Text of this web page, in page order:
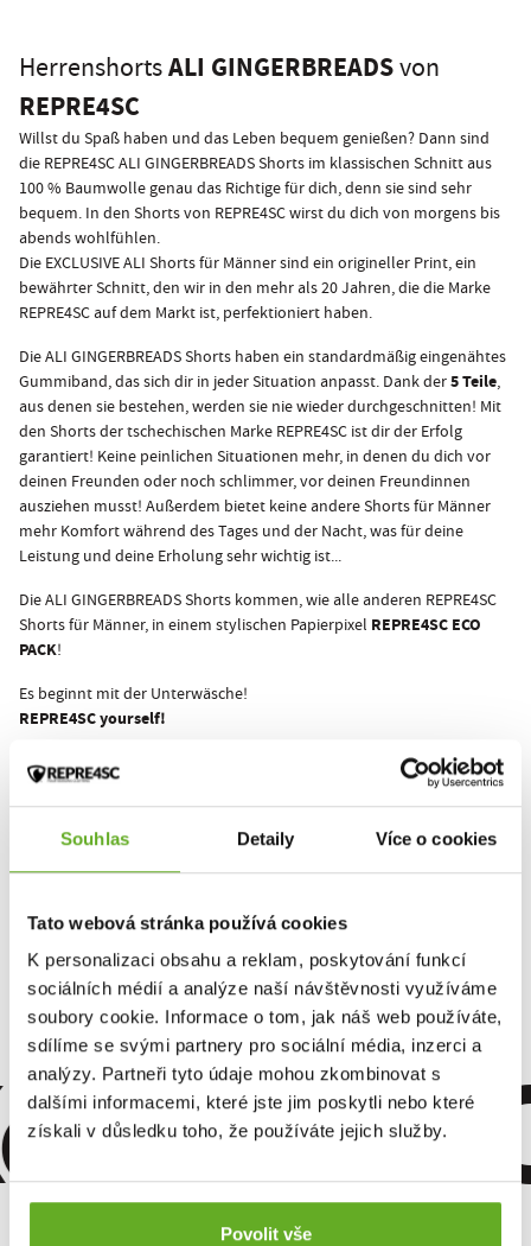
Souhlas Detaily Více o cookies
Tato webová stránka používá cookies
K personalizaci obsahu a reklam, poskytování funkcí
sociálních médií a analýze naší návštěvnosti využíváme
soubory cookie. Informace o tom, jak náš web používáte,
sdílíme se svými partnery pro sociální média, inzerci a
analýzy. Partneři tyto údaje mohou zkombinovat s
dalšími informacemi, které jste jim poskytli nebo které
získali v důsledku toho, že používáte jejich služby.
Povolit vše
HerrenshortsALI GINGERBREADSvon
REPRE4SC
Willst du Spaß haben und das Leben bequem genießen? Dann sind
die REPRE4SC ALI GINGERBREADS Shorts im klassischen Schnitt aus
100 % Baumwolle genau das Richtige für dich, denn sie sind sehr
bequem. In den Shorts von REPRE4SC wirst du dich von morgens bis
abends wohlfühlen.
Die EXCLUSIVE ALI Shorts für Männer sind ein origineller Print, ein
bewährter Schnitt, den wir in den mehr als 20 Jahren, die die Marke
REPRE4SC auf dem Markt ist, perfektioniert haben.
Die ALI GINGERBREADS Shorts haben ein standardmäßig eingenähtes
Gummiband, das sich dir in jeder Situation anpasst. Dank der5 Teile,
aus denen sie bestehen, werden sie nie wieder durchgeschnitten! Mit
den Shorts der tschechischen Marke REPRE4SC ist dir der Erfolg
garantiert! Keine peinlichen Situationen mehr, in denen du dich vor
deinen Freunden oder noch schlimmer, vor deinen Freundinnen
ausziehen musst! Außerdem bietet keine andere Shorts für Männer
mehr Komfort während des Tages und der Nacht, was für deine
Leistung und deine Erholung sehr wichtig ist...
Die ALI GINGERBREADS Shorts kommen, wie alle anderen REPRE4SC
Shorts für Männer, in einem stylischen Papierpixel REPRE4SC ECO
PACK!
Es beginnt mit der Unterwäsche!
REPRE4SC yourself!
Bewerten Sie das Produkt